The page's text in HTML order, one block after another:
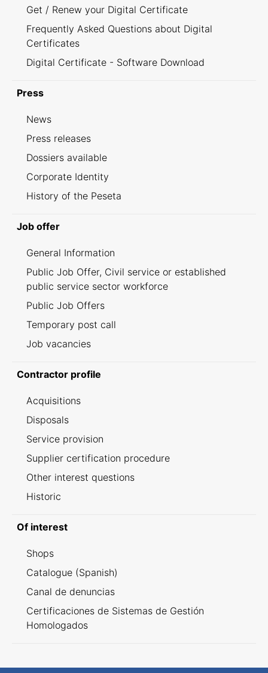
Get / Renew your Digital Certificate
Frequently Asked Questions about Digital
Certificates
Digital Certificate - Software Download
Press
News
Press releases
Dossiers available
Corporate Identity
History of the Peseta
Job offer
General Information
Public Job Offer, Civil service or established
public service sector workforce
Public Job Offers
Temporary post call
Job vacancies
Contractor profile
Acquisitions
Disposals
Service provision
Supplier certification procedure
Other interest questions
Historic
Of interest
Shops
Catalogue (Spanish)
Canal de denuncias
Certificaciones de Sistemas de Gestión
Homologados